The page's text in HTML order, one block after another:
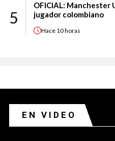
5
OFICIAL: Manchester
jugador colombiano
Hace 10 horas
EN VIDEO